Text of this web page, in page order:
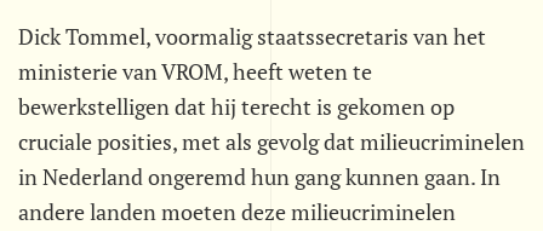
Dick Tommel, voormalig staatssecretaris van het
ministerie van VROM, heeft weten te
bewerkstelligen dat hij terecht is gekomen op
cruciale posities, met als gevolg dat milieucriminelen
in Nederland ongeremd hun gang kunnen gaan. In
andere landen moeten deze milieucriminelen